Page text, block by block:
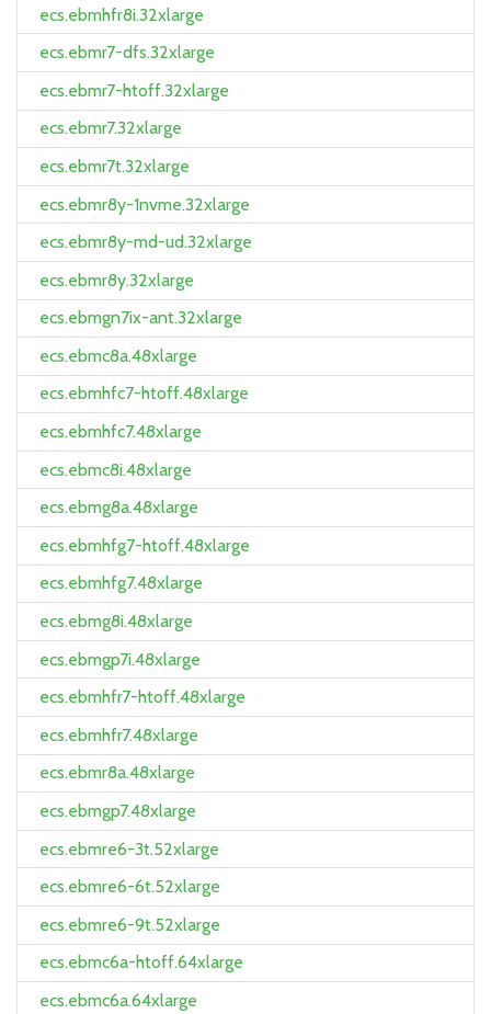
ecs.ebmhfr8i.32xlarge
ecs.ebmr7-dfs.32xlarge
ecs.ebmr7-htoff.32xlarge
ecs.ebmr7.32xlarge
ecs.ebmr7t.32xlarge
ecs.ebmr8y-1nvme.32xlarge
ecs.ebmr8y-md-ud.32xlarge
ecs.ebmr8y.32xlarge
ecs.ebmgn7ix-ant.32xlarge
ecs.ebmc8a.48xlarge
ecs.ebmhfc7-htoff.48xlarge
ecs.ebmhfc7.48xlarge
ecs.ebmc8i.48xlarge
ecs.ebmg8a.48xlarge
ecs.ebmhfg7-htoff.48xlarge
ecs.ebmhfg7.48xlarge
ecs.ebmg8i.48xlarge
ecs.ebmgp7i.48xlarge
ecs.ebmhfr7-htoff.48xlarge
ecs.ebmhfr7.48xlarge
ecs.ebmr8a.48xlarge
ecs.ebmgp7.48xlarge
ecs.ebmre6-3t.52xlarge
ecs.ebmre6-6t.52xlarge
ecs.ebmre6-9t.52xlarge
ecs.ebmc6a-htoff.64xlarge
ecs.ebmc6a.64xlarge